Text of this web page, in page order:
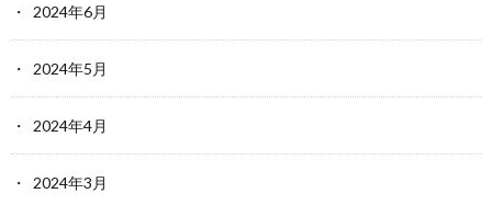
2024年6月
2024年5月
2024年4月
2024年3月